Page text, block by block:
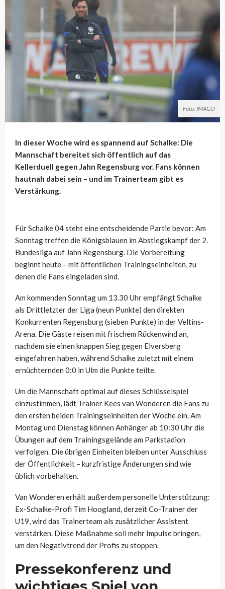
Foto: IMAGO
In dieser Woche wird es spannend auf Schalke: Die
Mannschaft bereitet sich öffentlich auf das
Kellerduell gegen Jahn Regensburg vor. Fans können
hautnah dabei sein – und im Trainerteam gibt es
Verstärkung.
Für Schalke 04 steht eine entscheidende Partie bevor: Am
Sonntag treffen die Königsblauen im Abstiegskampf der 2.
Bundesliga auf Jahn Regensburg. Die Vorbereitung
beginnt heute – mit öffentlichen Trainingseinheiten, zu
denen die Fans eingeladen sind.
Am kommenden Sonntag um 13.30 Uhr empfängt Schalke
als Drittletzter der Liga (neun Punkte) den direkten
Konkurrenten Regensburg (sieben Punkte) in der Veltins-
Arena. Die Gäste reisen mit frischem Rückenwind an,
nachdem sie einen knappen Sieg gegen Elversberg
eingefahren haben, während Schalke zuletzt mit einem
ernüchternden 0:0 in Ulm die Punkte teilte.
Um die Mannschaft optimal auf dieses Schlüsselspiel
einzustimmen, lädt Trainer Kees van Wonderen die Fans zu
den ersten beiden Trainingseinheiten der Woche ein. Am
Montag und Dienstag können Anhänger ab 10:30 Uhr die
Übungen auf dem Trainingsgelände am Parkstadion
verfolgen. Die übrigen Einheiten bleiben unter Ausschluss
der Öffentlichkeit – kurzfristige Änderungen sind wie
üblich vorbehalten.
Van Wonderen erhält außerdem personelle Unterstützung:
Ex-Schalke-Profi Tim Hoogland, derzeit Co-Trainer der
U19, wird das Trainerteam als zusätzlicher Assistent
verstärken. Diese Maßnahme soll mehr Impulse bringen,
um den Negativtrend der Profis zu stoppen.
Pressekonferenz und